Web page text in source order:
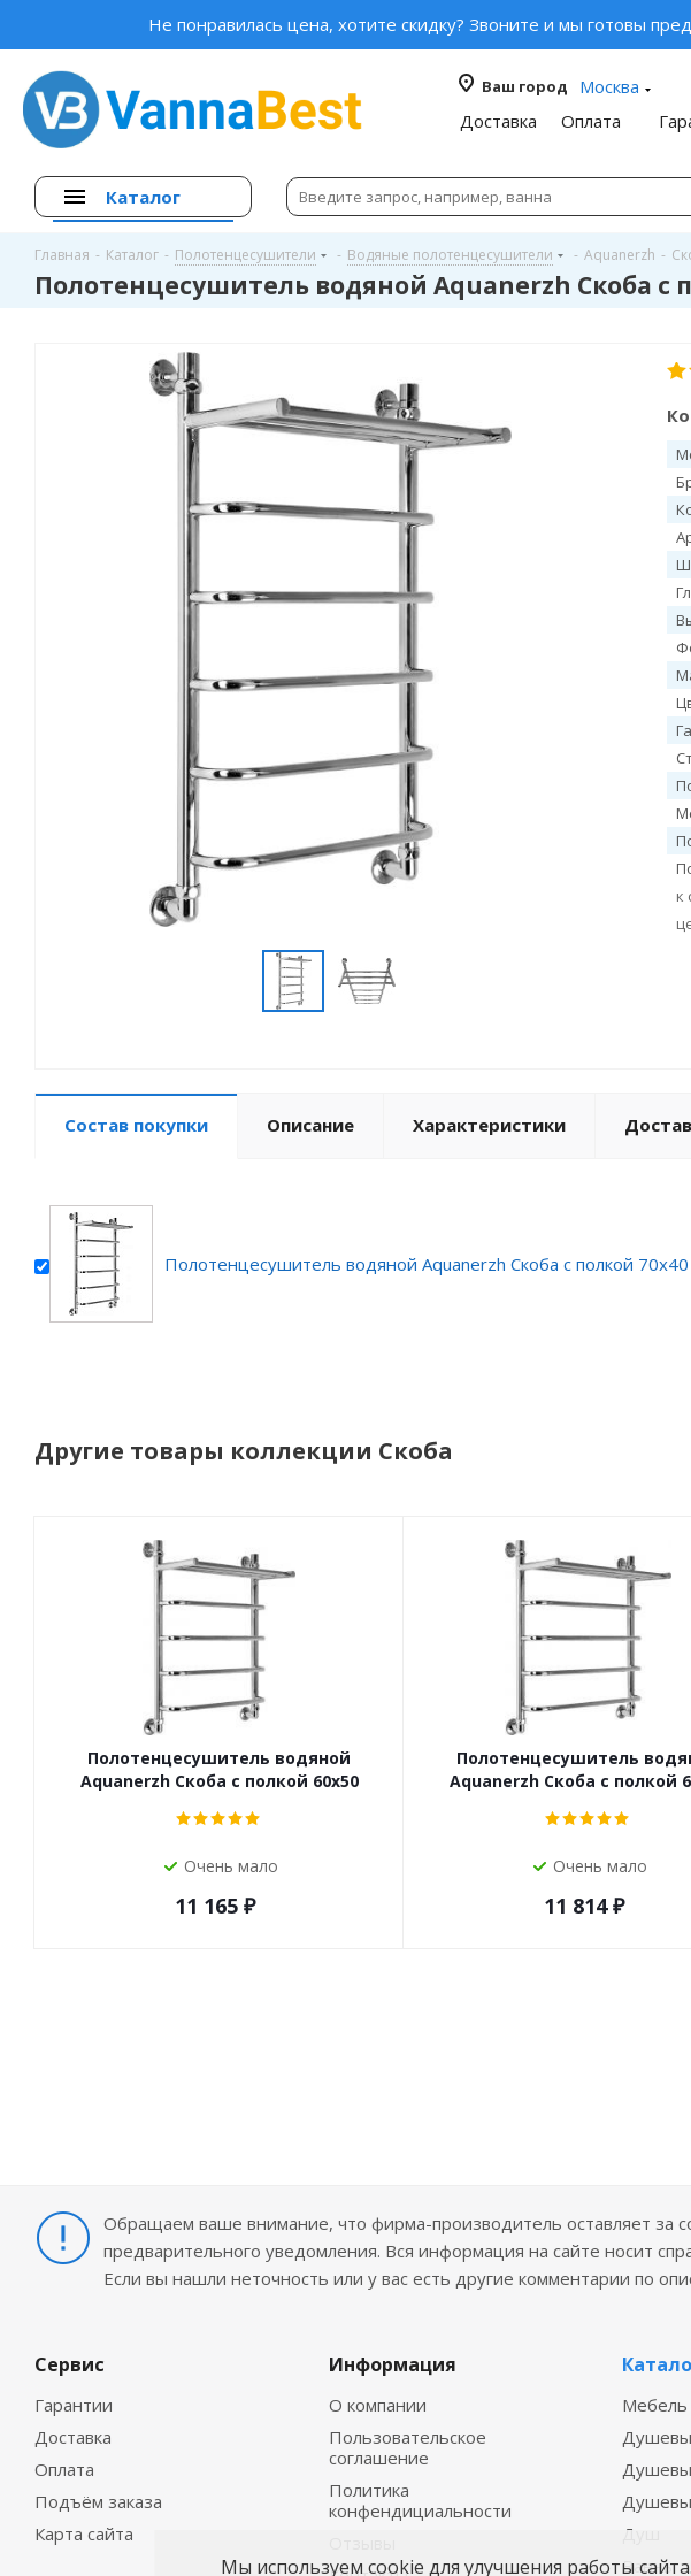
Не понравилась цена, хотите скидку? Звоните и мы готовы
Ваш город
Москва
Доставка
Оплата
Каталог
Главная - Каталог - Полотенцесушители - Водяные полотенцесушители - Aquanerzh -
Полотенцесушитель водяной Aquanerzh Скоба с
к
Состав покупки Описание Характеристики
Полотенцесушитель водяной Aquanerzh Скоба с полкой 70х40
Другие товары коллекции Скоба
Полотенцесушитель водяной
Aquanerzh Скоба с полкой 60х50
Очень мало
11 165 ₽
Полотенцесушитель
Aquanerzh Скоба с полкой
Очень мало
11 814₽
Обращаем ваше внимание, что фирма-производитель оставляет за
предварительного уведомления. Вся информация на сайте носит
Если вы нашли неточность или у вас есть другие комментарии по
Сервис
Гарантии
Доставка
Оплата
Подъём заказа
Карта сайта
Информация
О компании
Пользовательское
соглашение
Политика
конфендициальности
Мебель
Душ
Ванны
Мы используем cookie для улучшения работы